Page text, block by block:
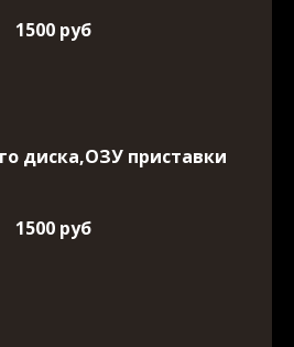
1500 руб
диска,ОЗУ приставки
1500 руб